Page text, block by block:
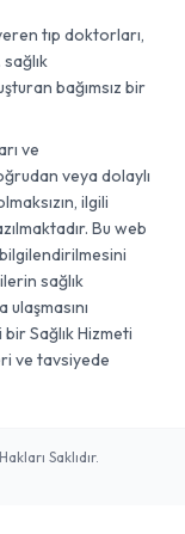
tıp doktorları,
bağımsız bir
ve
veya dolaylı
ilgili
Bu web
sağlık
Sağlık Hizmeti
ve tavsiyede
Saklıdır.